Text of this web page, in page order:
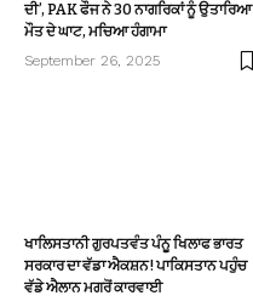
ਦੀ’, PAK ਫੌਜ ਨੇ 30 ਨਾਗਰਿਕਾਂ ਨੂੰ ਉਤਾਰਿਆ
ਮੌਤ ਦੇ ਘਾਟ, ਮਚਿਆ ਹੰਗਾਮਾ
September 26, 2025
ਖਾਲਿਸਤਾਨੀ ਗੁਰਪਤਵੰਤ ਪੰਨੂ ਖਿਲਾਫ ਭਾਰਤ
ਸਰਕਾਰ ਦਾ ਵੱਡਾ ਐਕਸ਼ਨ! ਪਾਕਿਸਤਾਨ ਪਹੁੰਚ
ਵੱਡੇ ਐਲਾਨ ਮਗਰੋਂ ਕਾਰਵਾਈ